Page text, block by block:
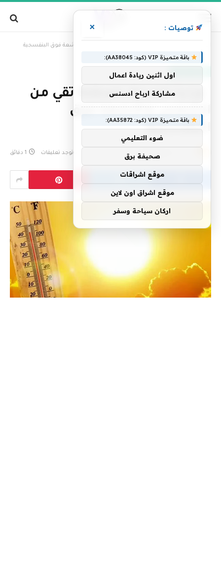
وزارة الصحة: المظلة تقي من الشمس والأشعة فوق البنفسجية
وزارة الصحة: المظلة تقي من
الشمس والأشعة فوق
البنفسجية
فريق التحرير 17 يوليو، 2024 لا توجد تعليقات 1 دقائق
توصيات : ×
باقة متميزة VIP (كود: AA38045):
اول اثنين ريادة اعمال
مشاركة ارباح ادسنس
باقة متميزة VIP (كود: AA35872):
ضوء التعليمي
صحيفة برق
موقع اشراقات
موقع اشراق اون لاين
اركان سياحة وسفر